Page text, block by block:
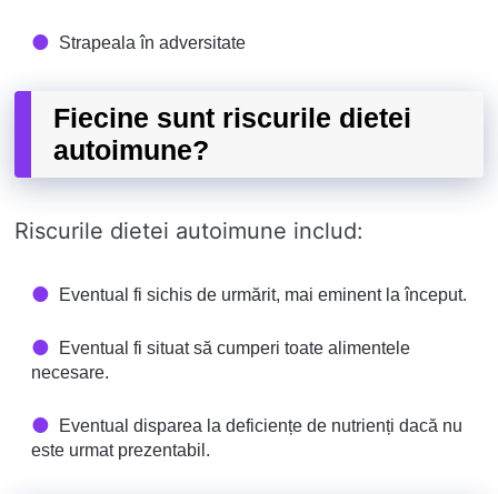
Strapeala în adversitate
Fiecine sunt riscurile dietei
autoimune?
Riscurile dietei autoimune includ:
Eventual fi sichis de urmărit, mai eminent la început.
Eventual fi situat să cumperi toate alimentele
necesare.
Eventual disparea la deficiențe de nutrienți dacă nu
este urmat prezentabil.